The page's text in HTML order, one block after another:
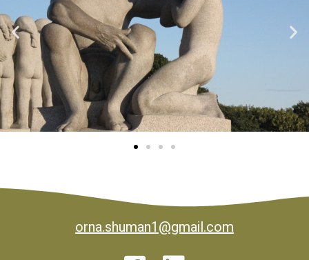
orna.shuman1@gmail.com